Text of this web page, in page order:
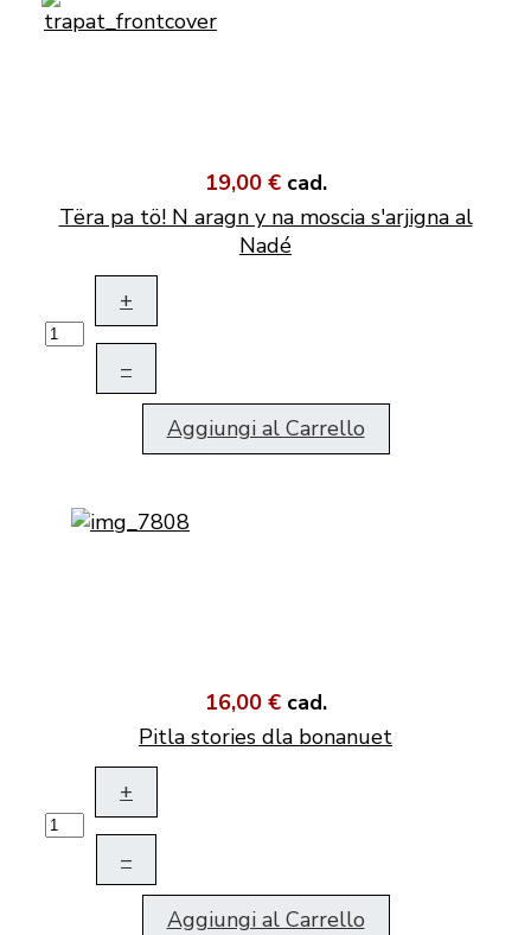
19,00 € cad.
Tëra pa tö! N aragn y na moscia s'arjigna al
Nadé
+
–
Aggiungi al Carrello
16,00 € cad.
Pitla stories dla bonanuet
+
–
Aggiungi al Carrello